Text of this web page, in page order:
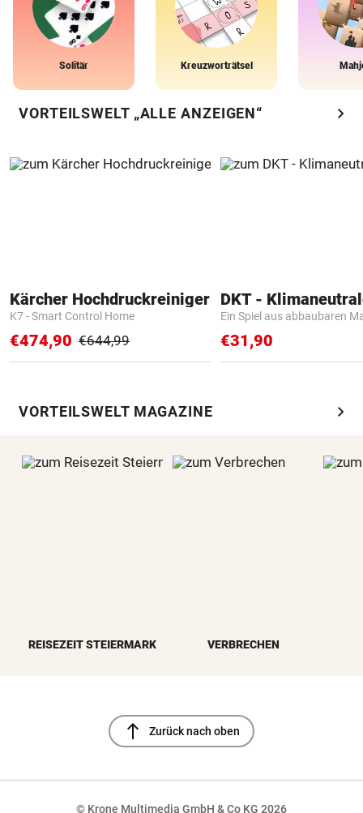
Solitär Kreuzworträtsel
VORTEILSWELT „ALLE ANZEIGEN“ chevron_right
Kärcher Hochdruckreiniger
K7 - Smart Control Home
€474,90 €644,99
Ein Spiel aus abbaubaren
€31,90
VORTEILSWELT MAGAZINE chevron_right
REISEZEIT STEIERMARK VERBRECHEN
north Zurück nach oben
© Krone Multimedia GmbH & Co KG 2026